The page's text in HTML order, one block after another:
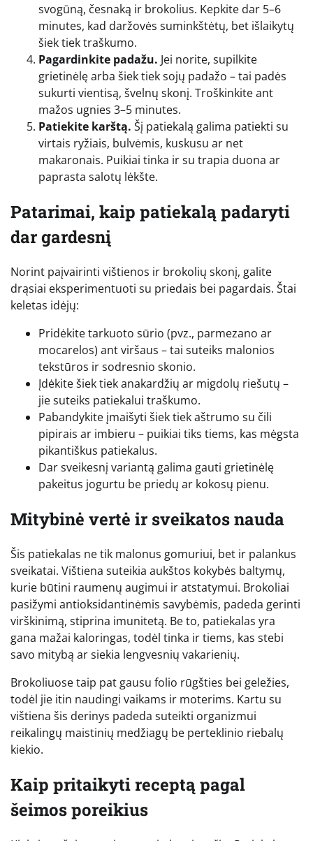
svogūną, česnaką ir brokolius. Kepkite dar 5–6
minutes, kad daržovės suminkštėtų, bet išlaikytų
šiek tiek traškumo.
Pagardinkite padažu. Jei norite, supilkite
grietinėlę arba šiek tiek sojų padažo – tai padės
sukurti vientisą, švelnų skonį. Troškinkite ant
mažos ugnies 3–5 minutes.
Patiekite karštą. Šį patiekalą galima patiekti su
virtais ryžiais, bulvėmis, kuskusu ar net
makaronais. Puikiai tinka ir su trapia duona ar
paprasta salotų lėkšte.
Patarimai, kaip patiekalą padaryti
dar gardesnį
Norint paįvairinti vištienos ir brokolių skonį, galite
drąsiai eksperimentuoti su priedais bei pagardais. Štai
keletas idėjų:
Pridėkite tarkuoto sūrio (pvz., parmezano ar
mocarelos) ant viršaus – tai suteiks malonios
tekstūros ir sodresnio skonio.
Įdėkite šiek tiek anakardžių ar migdolų riešutų –
jie suteiks patiekalui traškumo.
Pabandykite įmaišyti šiek tiek aštrumo su čili
pipirais ar imbieru – puikiai tiks tiems, kas mėgsta
pikantiškus patiekalus.
Dar sveikesnį variantą galima gauti grietinėlę
pakeitus jogurtu be priedų ar kokosų pienu.
Mitybinė vertė ir sveikatos nauda
Šis patiekalas ne tik malonus gomuriui, bet ir palankus
sveikatai. Vištiena suteikia aukštos kokybės baltymų,
kurie būtini raumenų augimui ir atstatymui. Brokoliai
pasižymi antioksidantinėmis savybėmis, padeda gerinti
virškinimą, stiprina imunitetą. Be to, patiekalas yra
gana mažai kaloringas, todėl tinka ir tiems, kas stebi
savo mitybą ar siekia lengvesnių vakarienių.
Brokoliuose taip pat gausu folio rūgšties bei geležies,
todėl jie itin naudingi vaikams ir moterims. Kartu su
vištiena šis derinys padeda suteikti organizmui
reikalingų maistinių medžiagų be perteklinio riebalų
kiekio.
Kaip pritaikyti receptą pagal
šeimos poreikius